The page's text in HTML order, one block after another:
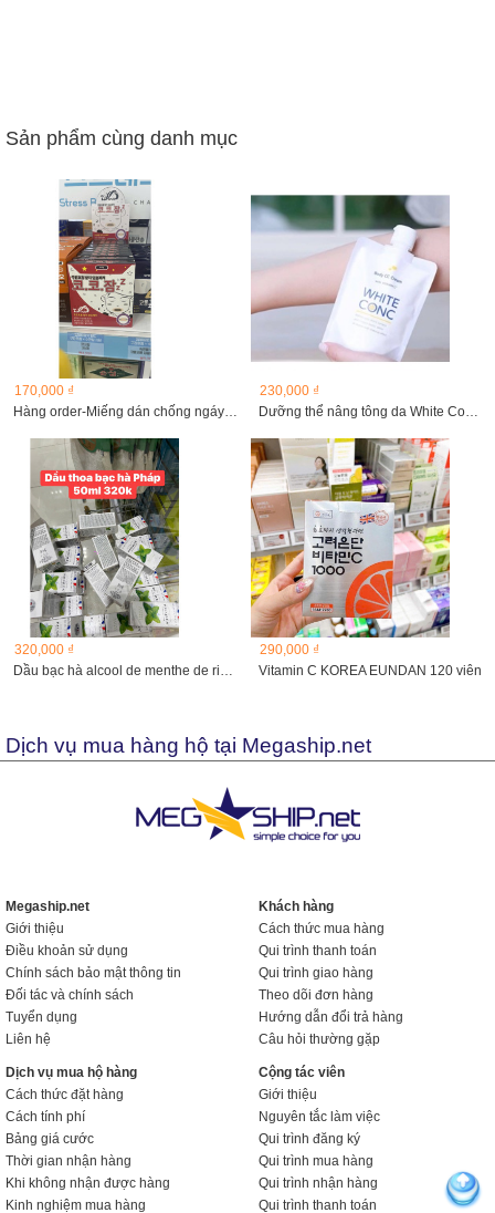
Sản phẩm cùng danh mục
170,000 ₫
Hàng order-Miếng dán chống ngáy khi ngủ
230,000 ₫
Dưỡng thể nâng tông da White ConC CC cream
320,000 ₫
Dầu bạc hà alcool de menthe de ricqles
290,000 ₫
Vitamin C KOREA EUNDAN 120 viên
Dịch vụ mua hàng hộ tại Megaship.net
Megaship.net
Giới thiệu
Điều khoản sử dụng
Chính sách bảo mật thông tin
Đối tác và chính sách
Tuyển dụng
Liên hệ
Khách hàng
Cách thức mua hàng
Qui trình thanh toán
Qui trình giao hàng
Theo dõi đơn hàng
Hướng dẫn đổi trả hàng
Câu hỏi thường gặp
Dịch vụ mua hộ hàng
Cách thức đặt hàng
Cách tính phí
Bảng giá cước
Thời gian nhận hàng
Khi không nhận được hàng
Kinh nghiệm mua hàng
Cộng tác viên
Giới thiệu
Nguyên tắc làm việc
Qui trình đăng ký
Qui trình mua hàng
Qui trình nhận hàng
Qui trình thanh toán